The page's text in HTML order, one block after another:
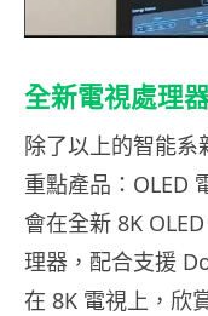
全新電視處理
除了以上的智能系
重點產品：OLED
會在全新 8K
理器，配合支援
在 8K 電視上，欣